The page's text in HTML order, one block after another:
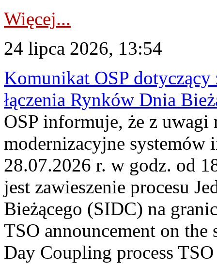
Więcej...
24 lipca 2026, 13:54
Komunikat OSP dotyczący
łączenia Rynków Dnia
OSP informuje, że z uwagi
modernizacyjne
28.07.2026 r. w godz. od
jest zawieszenie procesu
Bieżącego (SIDC) na
TSO announcement on
Day Coupling process